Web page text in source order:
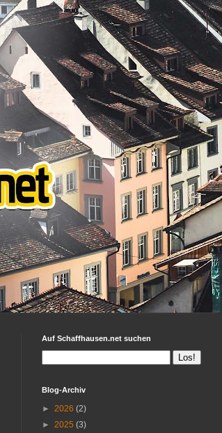
Auf Schaffhausen.net suchen
Blog-Archiv
► 2026 (2)
► 2025 (3)